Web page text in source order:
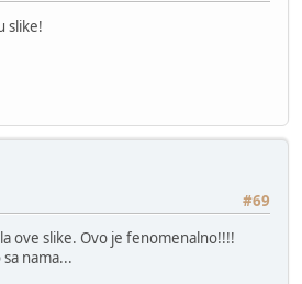
slike!
#69
ove slike. Ovo je fenomenalno!!!!
nama...